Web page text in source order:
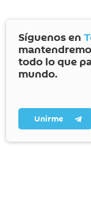
Síguenos en
todo lo que
mundo.
Unirme